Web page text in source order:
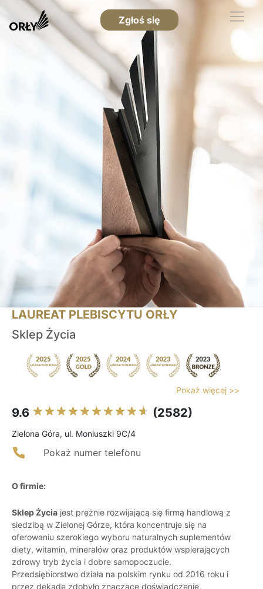
Zgłoś się
LAUREAT PLEBISCYTU ORŁY
Sklep Życia
Pokaż więcej >>
9.6 (2582)
Zielona Góra, ul. Moniuszki 9C/4
Pokaż numer telefonu
O firmie:
Sklep Życia jest prężnie rozwijającą się firmą handlową z
siedzibą w Zielonej Górze, która koncentruje się na
oferowaniu szerokiego wyboru naturalnych suplementów
diety, witamin, minerałów oraz produktów wspierających
zdrowy tryb życia i dobre samopoczucie.
Przedsiębiorstwo działa na polskim rynku od 2016 roku i
przez dekadę zdobyło znaczące doświadczenie,